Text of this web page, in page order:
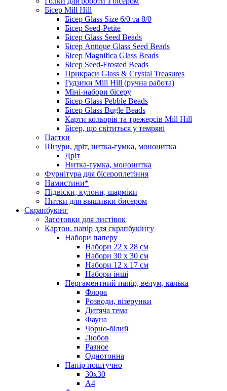
Бісер Mill Hill
Бісер Glass Size 6/0 та 8/0
Бісер Seed-Petite
Бісер Glass Seed Beads
Бісер Antique Glass Seed Beads
Бісер Magnifica Glass Beads
Бісер Seed-Frosted Beads
Прикраси Glass & Crystal Treasures
Гудзики Mill Hill (ручна работа)
Міні-набори бісеру
Бісер Glass Pebble Beads
Бісер Glass Bugle Beads
Карти кольорів та трежерсів Mill Hill
Бісер, що світиться у темряві
Паєтки
Шнури, дріт, нитка-гумка, мононитка
Дріт
Нитка-гумка, мононитка
Фурнітура для бісероплетіння
Намистини*
Підвіски, кулони, шарміки
Нитки для вышивки бисером
Скрапбукінг
Заготовки для листівок
Картон, папір для скрапбукінгу
Набори паперу
Набори 22 х 28 см
Набори 30 х 30 см
Набори 12 х 17 см
Набори інші
Пергаментний папір, велум, калька
Флора
Розводи, візерунки
Дитяча тема
Фауна
Чорно-білий
Любов
Разное
Однотонна
Папір поштучно
30х30
А4